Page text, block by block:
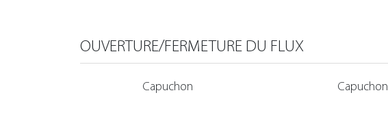
OUVERTURE/FERMETURE DU FLUX
Capuchon Capuchon